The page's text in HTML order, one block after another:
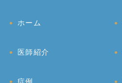
ホーム
医師紹介